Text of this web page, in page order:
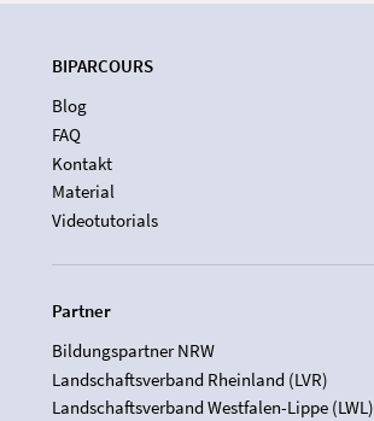
BIPARCOURS
Blog
FAQ
Kontakt
Material
Videotutorials
Partner
Bildungspartner NRW
Landschaftsverband Rheinland (LVR)
Landschaftsverband Westfalen-Lippe (LWL)